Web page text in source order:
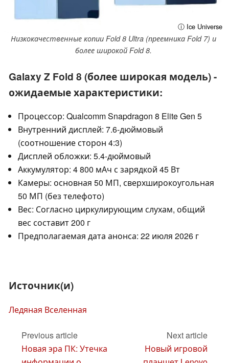
ⓘ Ice Universe
Низкокачественные копии Fold 8 Ultra (преемника Fold 7) и
более широкой Fold 8.
Galaxy Z Fold 8 (более широкая модель) -
ожидаемые характеристики:
Процессор: Qualcomm Snapdragon 8 Elite Gen 5
Внутренний дисплей: 7.6-дюймовый
(соотношение сторон 4:3)
Дисплей обложки: 5.4-дюймовый
Аккумулятор: 4 800 мАч с зарядкой 45 Вт
Камеры: основная 50 МП, сверхширокоугольная
50 МП (без телефото)
Вес: Согласно циркулирующим слухам, общий
вес составит 200 г
Предполагаемая дата анонса: 22 июля 2026 г
Источник(и)
Ледяная Вселенная
Previous article
Новая эра ПК: Утечка
Next article
Новый игровой